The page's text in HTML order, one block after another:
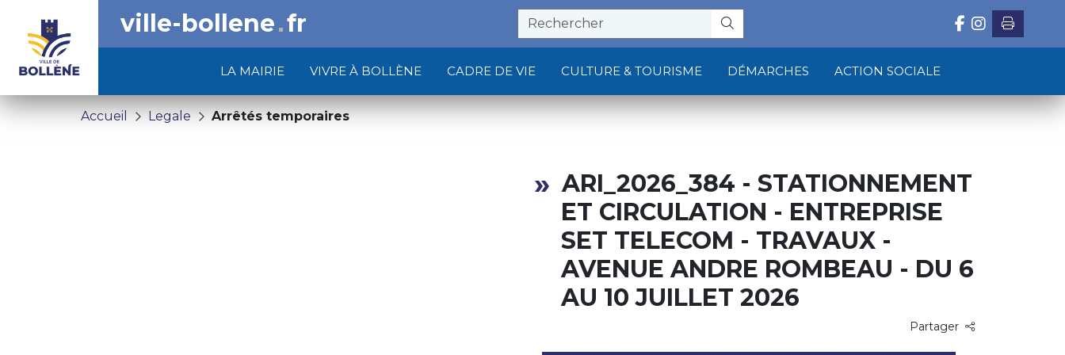
LA MAIRIE VIVRE À BOLLÈNE CADRE DE VIE CULTURE & TOURISME DÉMARCHES ACTION SOCIALE
ville-bollene fr
Accueil Legale Arrêtés temporaires
ARI_2026_384 - STATIONNEMENT
ET CIRCULATION - ENTREPRISE
SET TELECOM - TRAVAUX -
AVENUE ANDRE ROMBEAU - DU 6
AU 10 JUILLET 2026
Partager